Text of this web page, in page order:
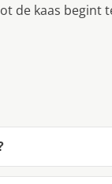
de kaas begint